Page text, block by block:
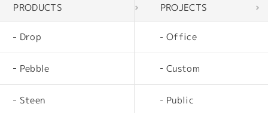
PRODUCTS
Drop
Pebble
Steen
PROJECTS
Office
Custom
Public